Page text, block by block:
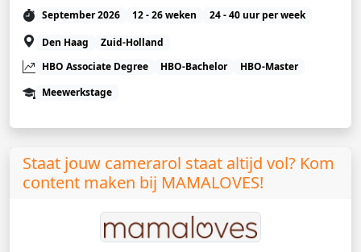
September 2026 12 - 26 weken
24 - 40 uur per week
Den Haag
Zuid-Holland
HBO Associate Degree
HBO-Bachelor
HBO-Master
Meewerkstage
Staat jouw camerarol staat altijd vol? Kom
content maken bij MAMALOVES!